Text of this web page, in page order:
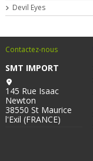
Devil Eyes
Contactez-nous
SMT IMPORT
145 Rue Isaac
Newton
38550 St Maurice
l'Exil (FRANCE)